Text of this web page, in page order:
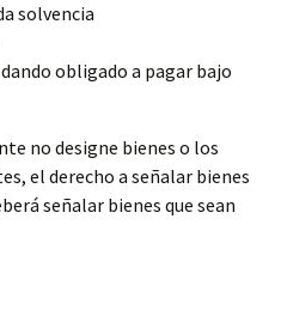
solvencia
obligado a pagar bajo
no designe bienes o los
el derecho a señalar bienes
señalar bienes que sean